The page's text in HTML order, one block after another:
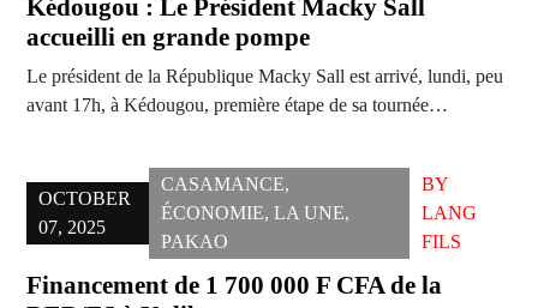
Kédougou : Le Président Macky Sall
accueilli en grande pompe
Le président de la République Macky Sall est arrivé, lundi, peu
avant 17h, à Kédougou, première étape de sa tournée…
OCTOBER
07, 2025
CASAMANCE,
ÉCONOMIE,LA UNE,
PAKAO
BY
LANG
FILS
Financement de 1 700 000 F CFA de la